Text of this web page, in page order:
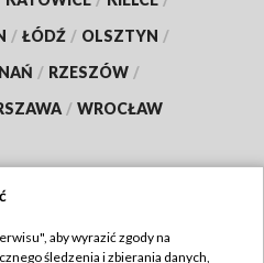
/ ŁÓDŹ / OLSZTYN /
/ RZESZÓW /
/ WROCŁAW
aby wyrazić zgody na
śledzenia i zbierania danych,